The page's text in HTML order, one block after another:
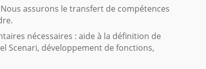
assurons le transfert de compétences
nécessaires : aide à la définition de
Scenari, développement de fonctions,